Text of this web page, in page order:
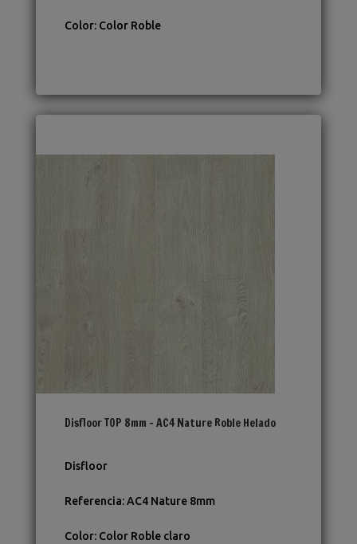
Color: Color Roble
Disfloor TOP 8mm – AC4 Nature Roble Helado
Disfloor
Referencia:AC4 Nature 8mm
Color: Color Roble claro